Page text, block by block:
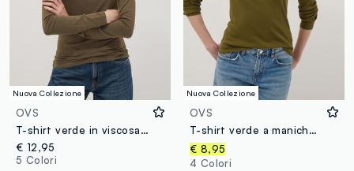
Nuova Collezione
OVS
T-shirt verde in viscosa elasticizzata slim fit
€ 12,95
5 Colori
Nuova Collezione
OVS
T-shirt verde a maniche lunghe in puro cotone
€ 8,95
4 Colori